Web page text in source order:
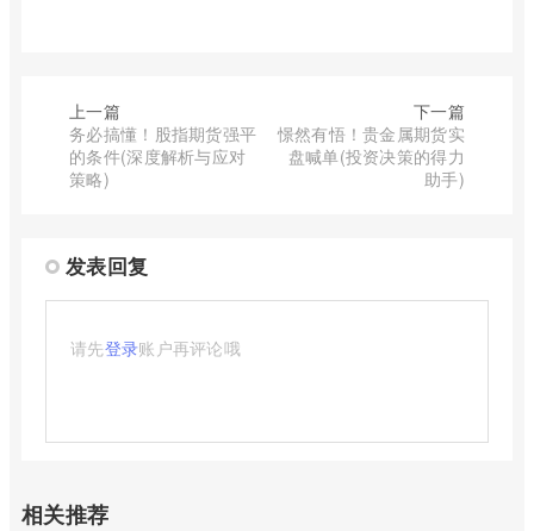
上一篇
务必搞懂！股指期货强平
的条件(深度解析与应对
策略)
下一篇
憬然有悟！贵金属期货实
盘喊单(投资决策的得力
助手)
发表回复
请先登录账户再评论哦
相关推荐